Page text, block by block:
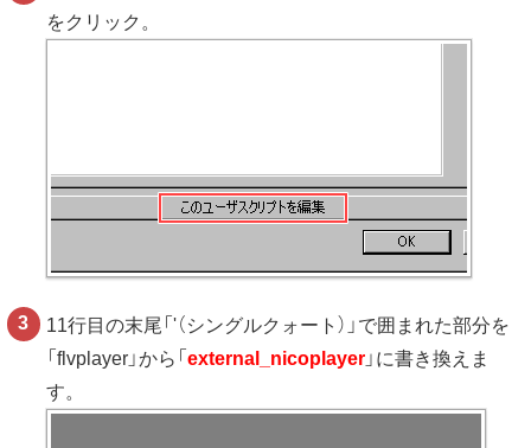
をクリック。
11行目の末尾「'（シングルクォート）」で囲まれた部分を
「flvplayer」から「external_nicoplayer 」に書き換えま
す。